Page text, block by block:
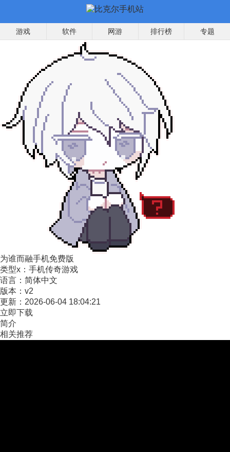
游戏 软件 网游 排行榜 专题
为谁而融手机免费版
类型x： 手机传奇游戏
语言： 简体中文
版本： v2
更新： 2026-06-04 18:04:21
立即下载
简介
相关推荐